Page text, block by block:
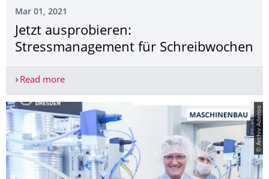
Mar 01, 2021
Jetzt ausprobieren:
Stressmanagement für Schreibwochen
Read moreJetzt ausprobieren: Stressmanagement für
© Archiv Adenso